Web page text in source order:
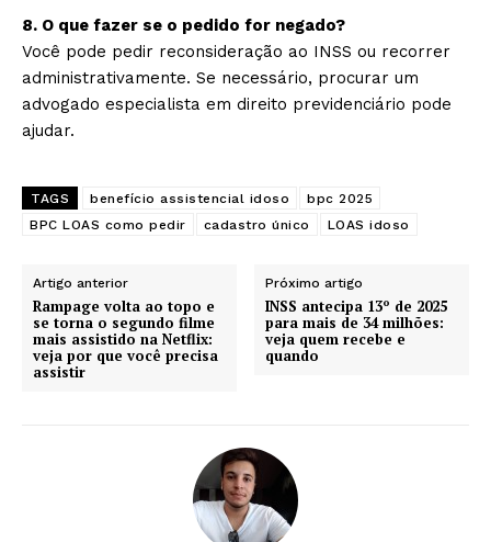
8. O que fazer se o pedido for negado?
Você pode pedir reconsideração ao INSS ou recorrer
administrativamente. Se necessário, procurar um
advogado especialista em direito previdenciário pode
ajudar.
TAGS benefício assistencial idoso
bpc 2025
BPC LOAS como pedir
cadastro único LOAS idoso
Artigo anterior
Rampage volta ao topo e
se torna o segundo filme
mais assistido na Netflix:
veja por que você precisa
assistir
Próximo artigo
INSS antecipa 13º de 2025
para mais de 34 milhões:
veja quem recebe e
quando